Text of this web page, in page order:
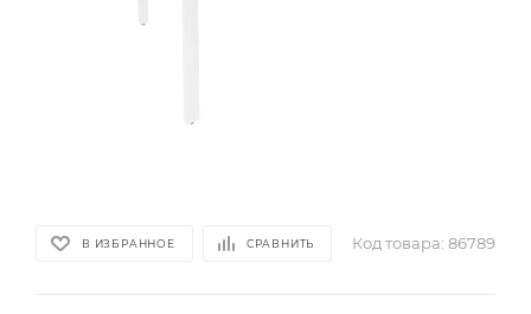
В ИЗБРАННОЕ СРАВНИТЬ Код товара: 86789